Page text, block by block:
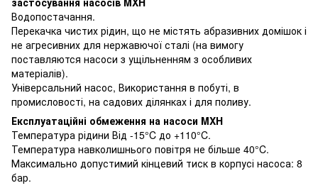
Водопостачання.
Перекачка чистих рідин, що не містять абразивних домішок і
не агресивних для нержавючої сталі (на вимогу
поставляются насоси з ущільненням з особливих
матеріалів).
Універсальний насос, Використання в побуті, в
промисловості, на садових ділянках і для поливу.
Експлуатаційні обмеження на насоси MXH
Температура рідини Від -15°C до +110°C.
Температура навколишнього повітря не більше 40°C.
Максимально допустимий кінцевий тиск в корпусі насоса: 8
бар.